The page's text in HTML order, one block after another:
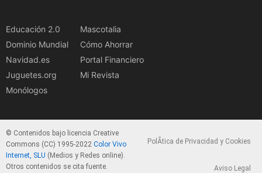
Educación 2.0
Dominio Mundial
Navidad.es
Juguetes.org
Monólogos
Mascotalia
Cómo Ahorrar
Portal Financiero
Mi Revista
© Contenidos bajo licencia Creative
Commons (CC) 1995-2022 Color Vivo
Internet, SLU (Medios y Redes online).
Otros contenidos se cita fuente.
PolÃ­tica de Privacidad y Cookies
Aviso Legal